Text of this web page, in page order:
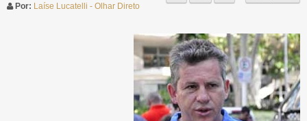
Por: Laíse Lucatelli - Olhar Direto